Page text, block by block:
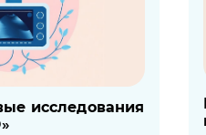
исследования